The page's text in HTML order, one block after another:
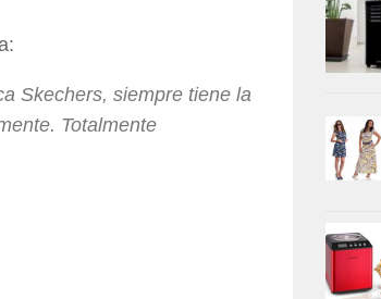
Skechers, siempre tiene la
Totalmente